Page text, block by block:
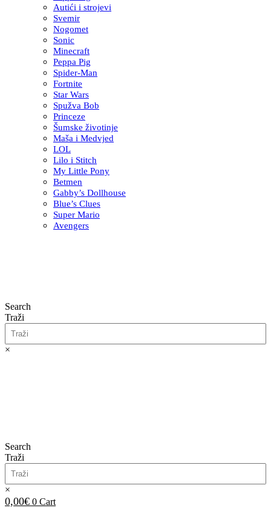
Autići i strojevi
Svemir
Nogomet
Sonic
Minecraft
Peppa Pig
Spider-Man
Fortnite
Star Wars
Spužva Bob
Princeze
Šumske životinje
Maša i Medvjed
LOL
Lilo i Stitch
My Little Pony
Betmen
Gabby’s Dollhouse
Blue’s Clues
Super Mario
Avengers
Search
Traži
×
Search
Traži
×
0,00€ 0 Cart